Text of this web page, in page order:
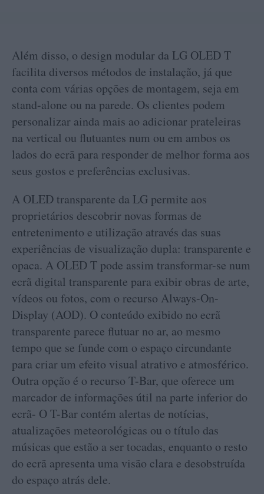
Além disso, o design modular da LG OLED T
facilita diversos métodos de instalação, já que
conta com várias opções de montagem, seja em
stand-alone ou na parede. Os clientes podem
personalizar ainda mais ao adicionar prateleiras
na vertical ou flutuantes num ou em ambos os
lados do ecrã para responder de melhor forma aos
seus gostos e preferências exclusivas.
A OLED transparente da LG permite aos
proprietários descobrir novas formas de
entretenimento e utilização através das suas
experiências de visualização dupla: transparente e
opaca. A OLED T pode assim transformar-se num
ecrã digital transparente para exibir obras de arte,
vídeos ou fotos, com o recurso Always-On-
Display (AOD). O conteúdo exibido no ecrã
transparente parece flutuar no ar, ao mesmo
tempo que se funde com o espaço circundante
para criar um efeito visual atrativo e atmosférico.
Outra opção é o recurso T-Bar, que oferece um
marcador de informações útil na parte inferior do
ecrã- O T-Bar contém alertas de notícias,
atualizações meteorológicas ou o título das
músicas que estão a ser tocadas, enquanto o resto
do ecrã apresenta uma visão clara e desobstruída
do espaço atrás dele.